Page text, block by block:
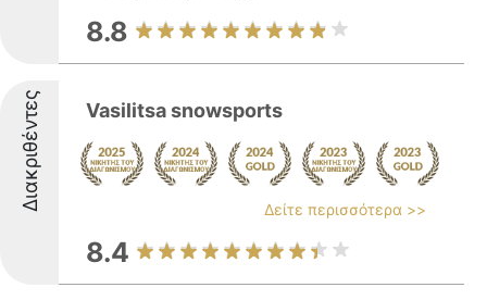
8.8
Διακριθέντες Vasilitsa snowsports
Δείτε περισσότερα >>
8.4